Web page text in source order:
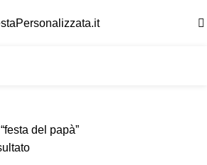
del papà”